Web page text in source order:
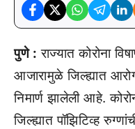
पुणे : राज्यात कोरोना
आजारामुळे जिल्ह्यात
निमार्ण झालेली आहे.
जिल्ह्यात पॉझिटिव्ह